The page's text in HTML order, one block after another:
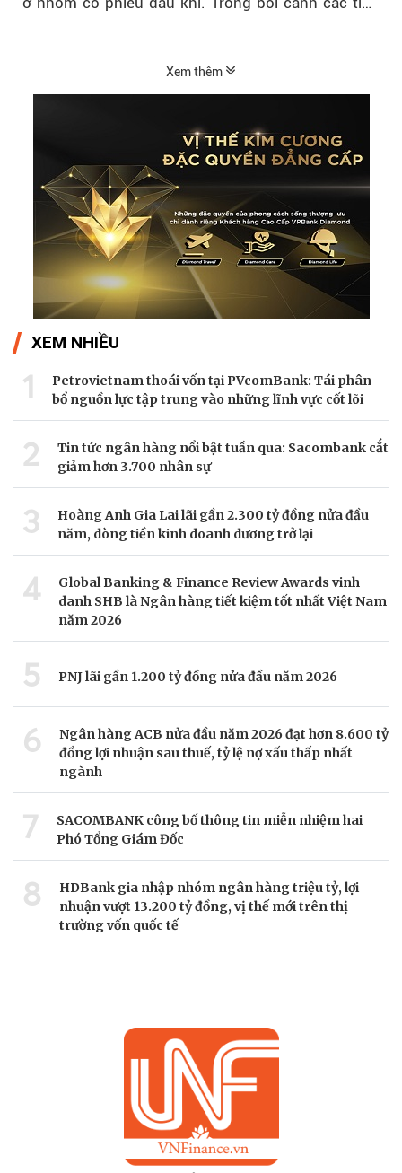
Xem thêm
XEM NHIỀU
1
Petrovietnam thoái vốn tại PVcomBank: Tái phân
bổ nguồn lực tập trung vào những lĩnh vực cốt lõi
2
Tin tức ngân hàng nổi bật tuần qua: Sacombank cắt
giảm hơn 3.700 nhân sự
3
Hoàng Anh Gia Lai lãi gần 2.300 tỷ đồng nửa đầu
năm, dòng tiền kinh doanh dương trở lại
4
Global Banking & Finance Review Awards vinh
danh SHB là Ngân hàng tiết kiệm tốt nhất Việt Nam
năm 2026
5 PNJ lãi gần 1.200 tỷ đồng nửa đầu năm 2026
6
Ngân hàng ACB nửa đầu năm 2026 đạt hơn 8.600 tỷ
đồng lợi nhuận sau thuế, tỷ lệ nợ xấu thấp nhất
ngành
7
SACOMBANK công bố thông tin miễn nhiệm hai
Phó Tổng Giám Đốc
8
HDBank gia nhập nhóm ngân hàng triệu tỷ, lợi
nhuận vượt 13.200 tỷ đồng, vị thế mới trên thị
trường vốn quốc tế